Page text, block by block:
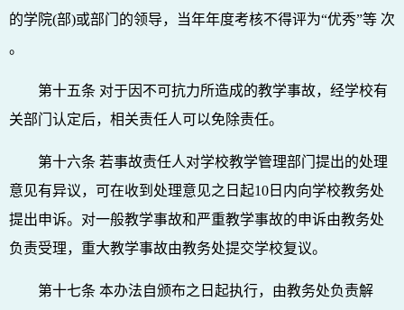
的学院(部)或部门的领导，当年年度考核不得评为“优秀”等 次
。
第十五条 对于因不可抗力所造成的教学事故，经学校有
关部门认定后，相关责任人可以免除责任。
第十六条 若事故责任人对学校教学管理部门提出的处理
意见有异议，可在收到处理意见之日起10日内向学校教务处
提出申诉。对一般教学事故和严重教学事故的申诉由教务处
负责受理，重大教学事故由教务处提交学校复议。
第十七条 本办法自颁布之日起执行，由教务处负责解